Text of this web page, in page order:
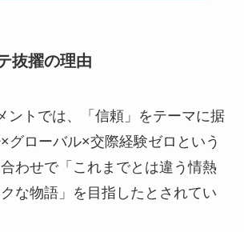
抜擢の理由
ントでは、「信頼」をテーマに据
グローバル×交際経験ゼロという
わせで「これまでとは違う情熱
な物語」を目指したとされてい